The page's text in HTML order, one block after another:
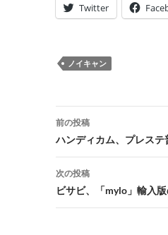
Twitter
ノイキャン
投
稿
ナ
ビ
ゲ
前の投稿
ハンディカム、プレス
次の投稿
ビサビ、「mylo」輸入